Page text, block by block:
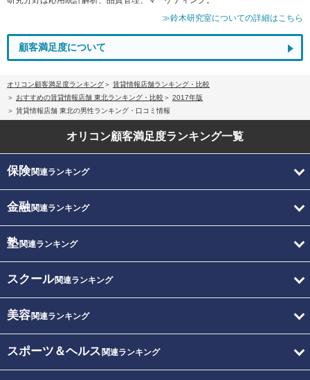
≫鈴木研究室についての詳細はこちら
顧客満足度について
オリコン顧客満足度ランキング
賃貸情報店舗ランキング・比較
おすすめの賃貸情報店舗 東北ランキング・比較
2017年版
賃貸情報店舗 東北の男性ランキング・口コミ情報
オリコン顧客満足度ランキング一覧
保険関連ランキング
金融関連ランキング
塾関連ランキング
スクール関連ランキング
美容関連ランキング
スポーツ＆ヘルス 関連ランキング